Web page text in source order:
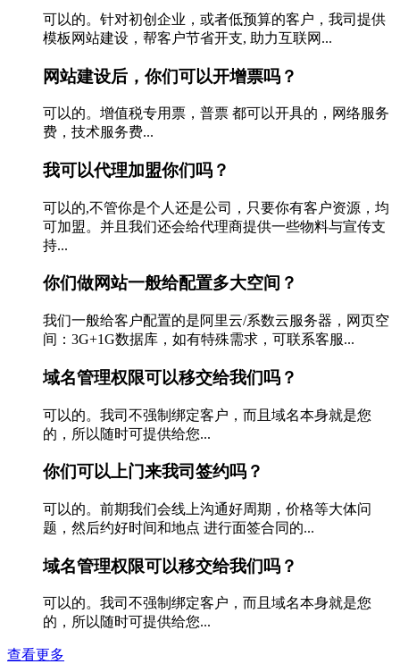
可以的。针对初创企业，或者低预算的客户，我司提供
模板网站建设，帮客户节省开支, 助力互联网...
网站建设后，你们可以开增票吗？
可以的。增值税专用票，普票 都可以开具的，网络服务
费，技术服务费...
我可以代理加盟你们吗？
可以的,不管你是个人还是公司，只要你有客户资源，均
可加盟。并且我们还会给代理商提供一些物料与宣传支
持...
你们做网站一般给配置多大空间？
我们一般给客户配置的是阿里云/系数云服务器，网页空
间：3G+1G数据库，如有特殊需求，可联系客服...
域名管理权限可以移交给我们吗？
可以的。我司不强制绑定客户，而且域名本身就是您
的，所以随时可提供给您...
你们可以上门来我司签约吗？
可以的。前期我们会线上沟通好周期，价格等大体问
题，然后约好时间和地点 进行面签合同的...
域名管理权限可以移交给我们吗？
可以的。我司不强制绑定客户，而且域名本身就是您
的，所以随时可提供给您...
查看更多